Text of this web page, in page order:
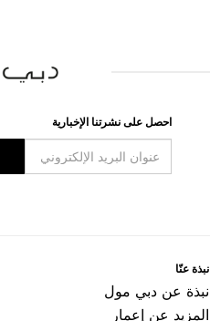
اﺣﺼﻞ ﻋﻠﻰ ﻧﺸﺮﺗﻨﺎ اﻹﺧﺒﺎﺭﻳﺔ
ﻧﺒﺬﺓ ﻋﻨّﺎ
ﻧﺒﺬﺓ ﻋﻦ ﺩﺑﻲ ﻣﻮﻝ
المزيد عن إعمار